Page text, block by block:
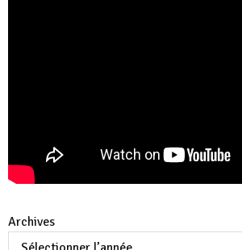
Archives